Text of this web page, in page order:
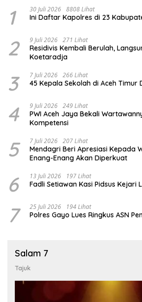
1 30 Juli 2026 8808 Lihat
Ini Daftar Kapolres di 23
2 9 Juli 2026 271 Lihat
Residivis Kembali Berulah,
Koetaradja
3 7 Juli 2026 266 Lihat
45 Kepala Sekolah di Aceh Timur
4 9 Juli 2026 249 Lihat
PWI Aceh Jaya Bekali
Kompetensi
5 7 Juli 2026 207 Lihat
Mendagri Beri Apresiasi Kepada
Enang-Enang Akan Diperkuat
6 13 Juli 2026 197 Lihat
Fadli Setiawan Kasi Pidsus Kejari
7 25 Juli 2026 194 Lihat
Polres Gayo Lues Ringkus ASN
Salam 7
Tajuk